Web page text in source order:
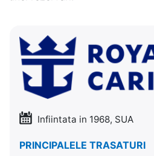
Infiintata in 1968, SUA
PRINCIPALELE TRASATURI